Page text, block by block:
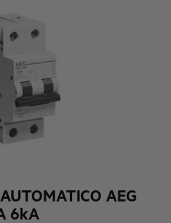
AEG
6kA